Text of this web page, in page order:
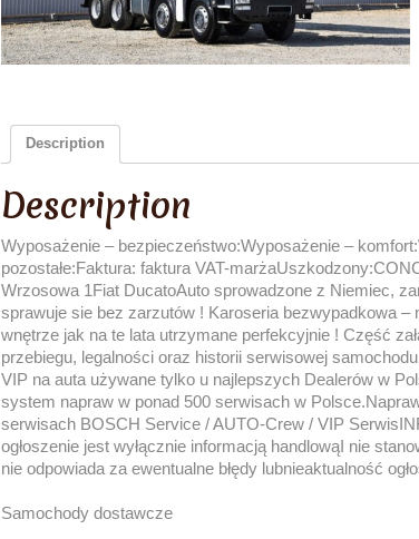
Description
Description
Wyposażenie – bezpieczeństwo:Wyposażenie –
pozostałe:Faktura: faktura VAT-
Wrzosowa 1Fiat DucatoAuto sprowadzone z Niemiec,
sprawuje sie bez zarzutów ! Karoseria bezwypadkowa
wnętrze jak na te lata utrzymane perfekcyjnie ! Część
przebiegu, legalności oraz historii serwisowej
VIP na auta używane tylko u najlepszych Dealerów w
system napraw w ponad 500 serwisach w
serwisach BOSCH Service / AUTO-Crew / VIP
ogłoszenie jest wyłącznie informacją handlowąI nie
nie odpowiada za ewentualne błędy lubnieaktualność
Samochody dostawcze